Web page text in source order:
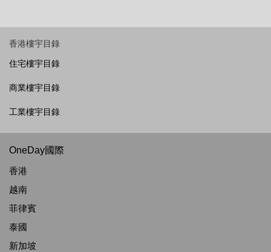
香港樓宇目錄
住宅樓宇目錄
商業樓宇目錄
工業樓宇目錄
OneDay國際
香港
越南
菲律賓
泰國
新加坡